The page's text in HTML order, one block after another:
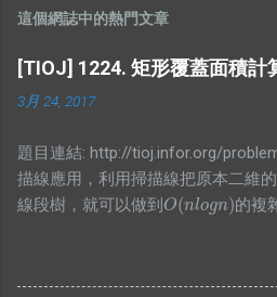
這個網誌中的熱門文章
[TIOJ] 1224. 矩形覆蓋面積計
3月 24, 2017
題目連結: http://tioj.infor.org/
描線應用，利用掃描線把原本二維
線段樹，就可以做到 O(nlogn)
O(nlogn)
的複
不然我原本是寫讓他存區間和，可
空節點上有困難，所以不妨再存一